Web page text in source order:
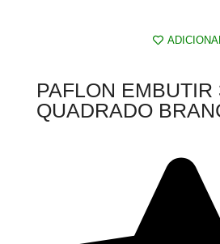
PAFLON EMBUTIR
QUADRADO